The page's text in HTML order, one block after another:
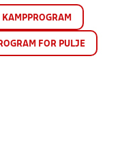
KAMPPROGRAM
FOR PULJE